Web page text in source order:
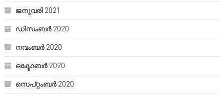
ജനുവരി 2021
ഡിസംബർ 2020
നവംബർ 2020
ഒക്ടോബർ 2020
സെപ്റ്റംബർ 2020